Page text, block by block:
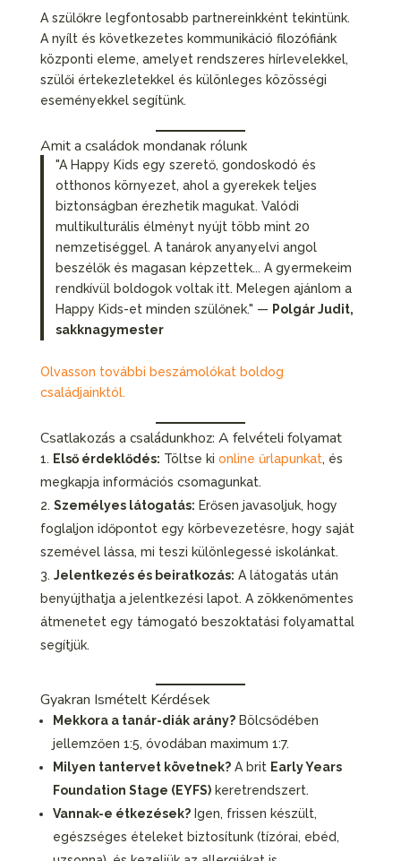
A szülőkre legfontosabb partnereinkként tekintünk.
A nyílt és következetes kommunikáció filozófiánk
központi eleme, amelyet rendszeres hírlevelekkel,
szülői értekezletekkel és különleges közösségi
eseményekkel segítünk.
Amit a családok mondanak rólunk
"A Happy Kids egy szerető, gondoskodó és
otthonos környezet, ahol a gyerekek teljes
biztonságban érezhetik magukat. Valódi
multikulturális élményt nyújt több mint 20
nemzetiséggel. A tanárok anyanyelvi angol
beszélők és magasan képzettek... A gyermekeim
rendkívül boldogok voltak itt. Melegen ajánlom a
Happy Kids-et minden szülőnek." — Polgár Judit,
sakknagymester
Olvasson további beszámolókat boldog
családjainktól.
Csatlakozás a családunkhoz: A felvételi folyamat
Első érdeklődés: Töltse ki online űrlapunkat, és
megkapja információs csomagunkat.
Személyes látogatás: Erősen javasoljuk, hogy
foglaljon időpontot egy körbevezetésre, hogy saját
szemével lássa, mi teszi különlegessé iskolánkat.
Jelentkezés és beiratkozás: A látogatás után
benyújthatja a jelentkezési lapot. A zökkenőmentes
átmenetet egy támogató beszoktatási folyamattal
segítjük.
Gyakran Ismételt Kérdések
Mekkora a tanár-diák arány?Bölcsődében
jellemzően 1:5, óvodában maximum 1:7.
Milyen tantervet követnek?A brit Early Years
Foundation Stage (EYFS)keretrendszert.
Vannak-e étkezések?Igen, frissen készült,
egészséges ételeket biztosítunk (tízórai, ebéd,